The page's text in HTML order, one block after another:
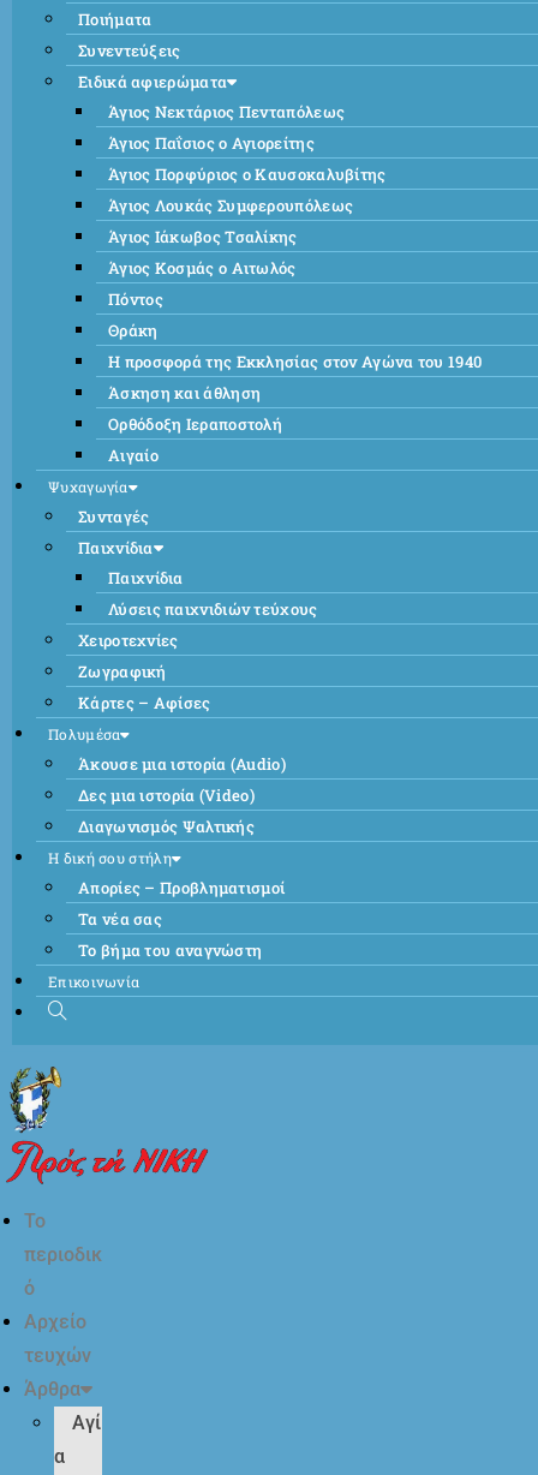
Ποιήματα
Συνεντεύξεις
Ειδικά αφιερώματα
Άγιος Νεκτάριος Πενταπόλεως
Άγιος Παΐσιος ο Αγιορείτης
Άγιος Πορφύριος ο Καυσοκαλυβίτης
Άγιος Λουκάς Συμφερουπόλεως
Άγιος Ιάκωβος Τσαλίκης
Άγιος Κοσμάς ο Αιτωλός
Πόντος
Θράκη
Η προσφορά της Εκκλησίας στον Αγώνα του 1940
Άσκηση και άθληση
Ορθόδοξη Ιεραποστολή
Αιγαίο
Ψυχαγωγία
Συνταγές
Παιχνίδια
Παιχνίδια
Λύσεις παιχνιδιών τεύχους
Χειροτεχνίες
Ζωγραφική
Κάρτες – Αφίσες
Πολυμέσα
Άκουσε μια ιστορία (Audio)
Δες μια ιστορία (Video)
Διαγωνισμός Ψαλτικής
Η δική σου στήλη
Απορίες – Προβληματισμοί
Τα νέα σας
Το βήμα του αναγνώστη
Επικοινωνία
Το
περιοδικ
ό
Αρχείο
τευχών
Άρθρα
Αγί
α